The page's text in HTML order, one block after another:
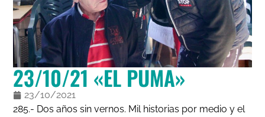
23/10/21 «EL PUMA»
23/10/2021
285.- Dos años sin vernos. Mil historias por medio y el